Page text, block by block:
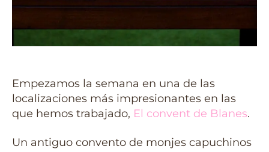
Empezamos la semana en una de las
localizaciones más impresionantes en las
que hemos trabajado, El convent de Blanes.
Un antiguo convento de monjes capuchinos